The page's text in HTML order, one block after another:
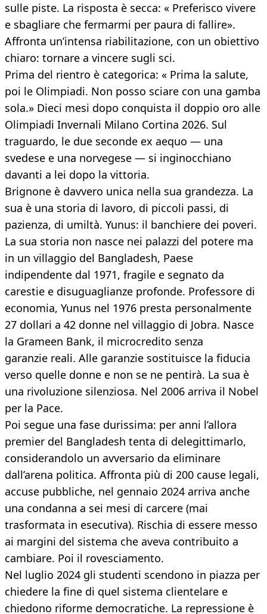
sulle piste. La risposta è secca: « Preferisco vivere
e sbagliare che fermarmi per paura di fallire».
Affronta un’intensa riabilitazione, con un obiettivo
chiaro: tornare a vincere sugli sci.
Prima del rientro è categorica: « Prima la salute,
poi le Olimpiadi. Non posso sciare con una gamba
sola.» Dieci mesi dopo conquista il doppio oro alle
Olimpiadi Invernali Milano Cortina 2026. Sul
traguardo, le due seconde ex aequo — una
svedese e una norvegese — si inginocchiano
davanti a lei dopo la vittoria.
Brignone è davvero unica nella sua grandezza. La
sua è una storia di lavoro, di piccoli passi, di
pazienza, di umiltà. Yunus: il banchiere dei poveri.
La sua storia non nasce nei palazzi del potere ma
in un villaggio del Bangladesh, Paese
indipendente dal 1971, fragile e segnato da
carestie e disuguaglianze profonde. Professore di
economia, Yunus nel 1976 presta personalmente
27 dollari a 42 donne nel villaggio di Jobra. Nasce
la Grameen Bank, il microcredito senza
garanzie reali. Alle garanzie sostituisce la fiducia
verso quelle donne e non se ne pentirà. La sua è
una rivoluzione silenziosa. Nel 2006 arriva il Nobel
per la Pace.
Poi segue una fase durissima: per anni l’allora
premier del Bangladesh tenta di delegittimarlo,
considerandolo un avversario da eliminare
dall’arena politica. Affronta più di 200 cause legali,
accuse pubbliche, nel gennaio 2024 arriva anche
una condanna a sei mesi di carcere (mai
trasformata in esecutiva). Rischia di essere messo
ai margini del sistema che aveva contribuito a
cambiare. Poi il rovesciamento.
Nel luglio 2024 gli studenti scendono in piazza per
chiedere la fine di quel sistema clientelare e
chiedono riforme democratiche. La repressione è